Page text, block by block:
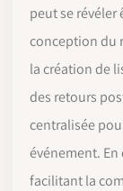
peut se
conception du
la création de
des retours
centralisée
événement.
facilitant la